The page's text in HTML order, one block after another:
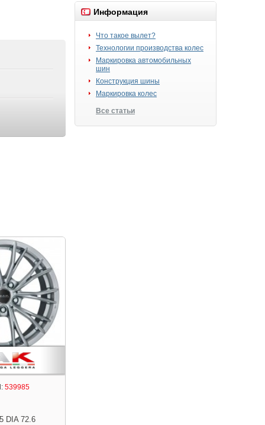
Информация
Что такое вылет?
Технологии производства колес
Маркировка автомобильных
шин
Конструкция шины
Маркировка колес
Все статьи
539985
DIA 72.6